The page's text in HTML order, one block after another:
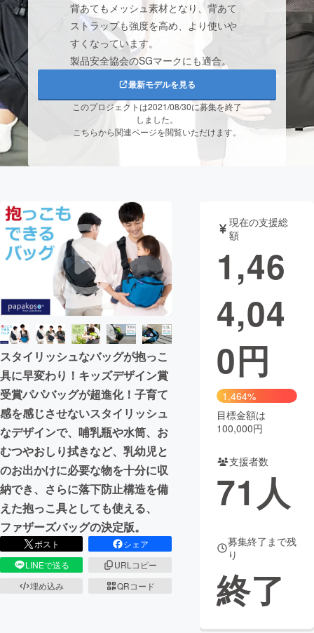
まちづくり・地域活性化
CAMPFIRE for Social GoodCAMPFIRE Creation
CAMPFIREふるさと納税machi-ya
背あてもメッシュ素材となり、背あて
ストラップも強度を高め、より使いや
すくなっています。
製品安全協会のSGマークにも適合。
最新モデルを見る
このプロジェクトは2021/08/30に募集を終了
しました。
こちらから関連ページを閲覧いただけます。
スタイリッシュなバッグが抱っこ
具に早変わり！キッズデザイン賞
受賞パパバッグが超進化！子育て
感を感じさせないスタイリッシュ
なデザインで、哺乳瓶や水筒、お
むつやおしり拭きなど、乳幼児と
のお出かけに必要な物を十分に収
納でき、さらに落下防止構造を備
えた抱っこ具としても使える、
ファザーズバッグの決定版。
ポスト
シェア
LINEで送る
URLコピー
埋め込み
QRコード
現在の支援総
額
1,46
4,04
0円
1,464%
目標金額は
100,000円
支援者数
71 人
募集終了まで残
り
終了